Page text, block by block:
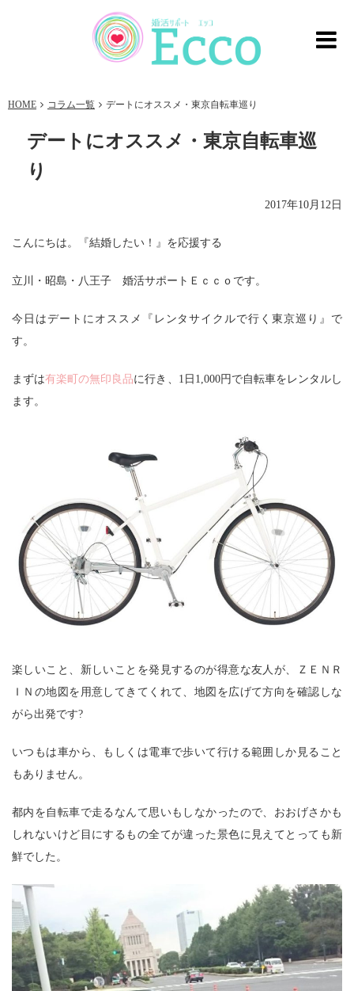
HOME コラム一覧 デートにオススメ・東京自転車巡り
デートにオススメ・東京自転車巡
り
2017年10月12日
こんにちは。『結婚したい！』を応援する
立川・昭島・八王子 婚活サポートＥｃｃｏです。
今日はデートにオススメ『レンタサイクルで行く東京巡り』で
す。
まずは有楽町の無印良品に行き、1日1,000円で自転車をレンタルし
ます。
楽しいこと、新しいことを発見するのが得意な友人が、ＺＥＮＲ
ＩＮの地図を用意してきてくれて、地図を広げて方向を確認しな
がら出発です?
いつもは車から、もしくは電車で歩いて行ける範囲しか見ること
もありません。
都内を自転車で走るなんて思いもしなかったので、おおげさかも
しれないけど目にするもの全てが違った景色に見えてとっても新
鮮でした。